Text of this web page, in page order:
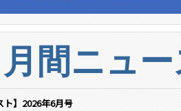
月間ニュ
ト】2026年6月号